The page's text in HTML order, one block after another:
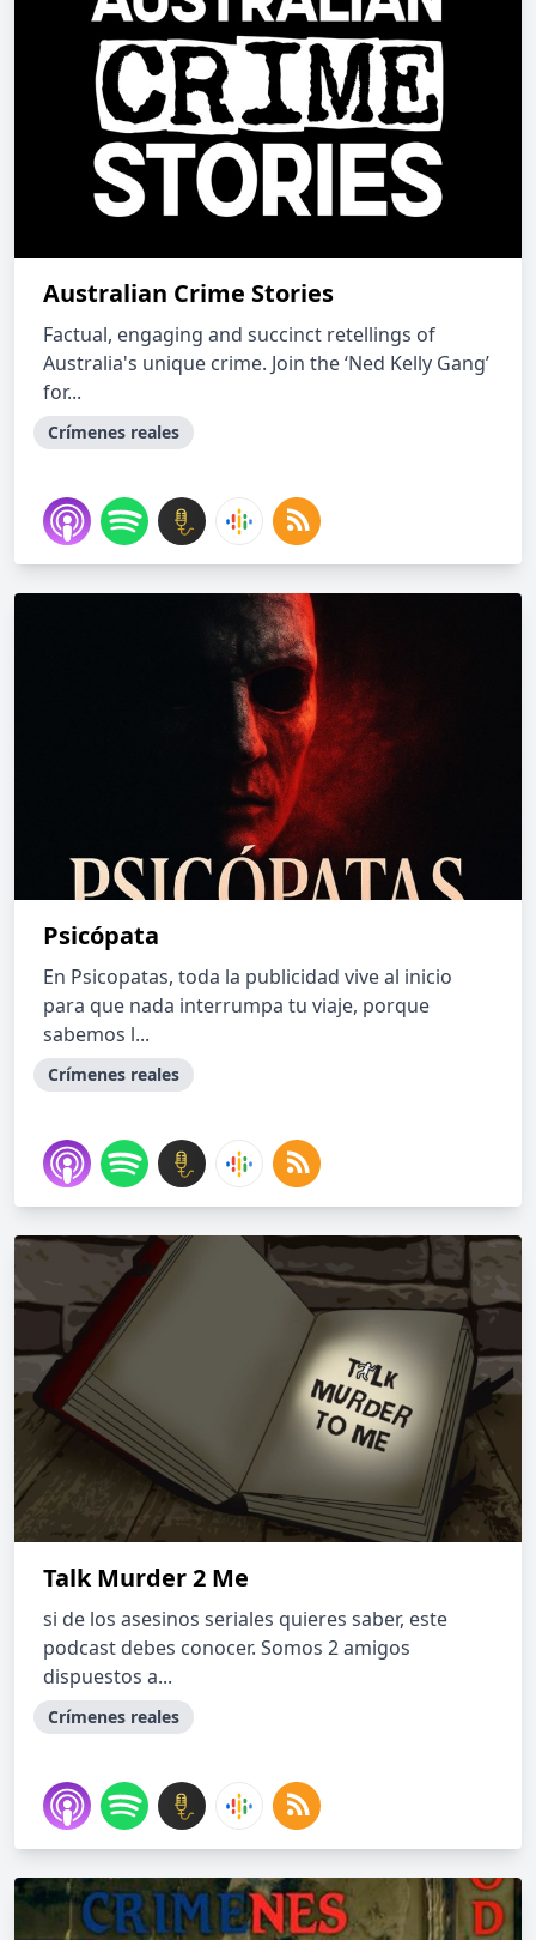
Australian Crime Stories
Factual, engaging and succinct retellings of
Australia's unique crime. Join the ‘Ned Kelly Gang’
for...
Crímenes reales
Psicópata
En Psicopatas, toda la publicidad vive al inicio
para que nada interrumpa tu viaje, porque
sabemos l...
Crímenes reales
Talk Murder 2 Me
si de los asesinos seriales quieres saber, este
podcast debes conocer. Somos 2 amigos
dispuestos a...
Crímenes reales